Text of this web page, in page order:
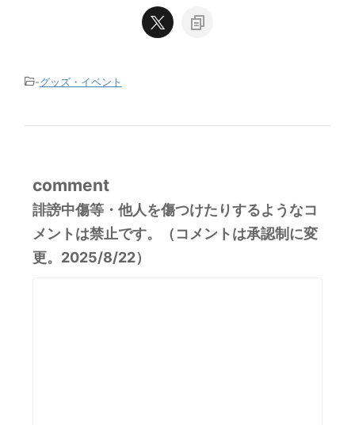
-グッズ・イベント
comment
誹謗中傷等・他人を傷つけたりするようなコ
メントは禁止です。（コメントは承認制に変
更。2025/8/22）